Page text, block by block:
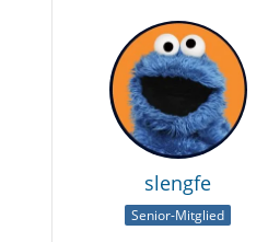
slengfe
Senior-Mitglied